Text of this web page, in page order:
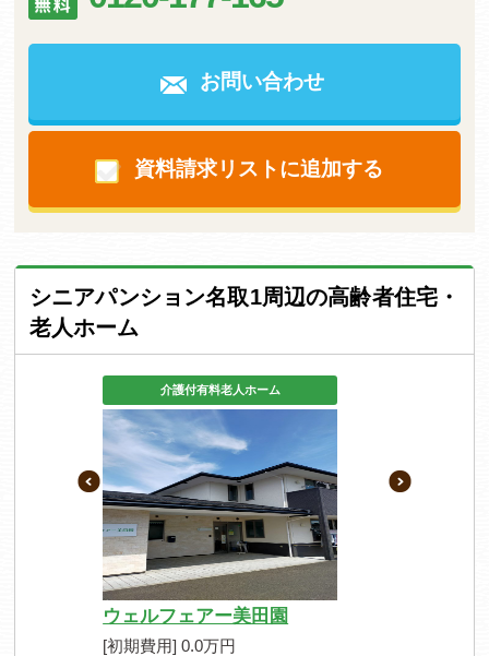
お問い合わせ
資料請求リストに追加する
シニアパンション名取1周辺の高齢者住宅・
老人ホーム
介護付有料老人ホーム
ウェルフェアー美田園
[初期費用] 0.0万円